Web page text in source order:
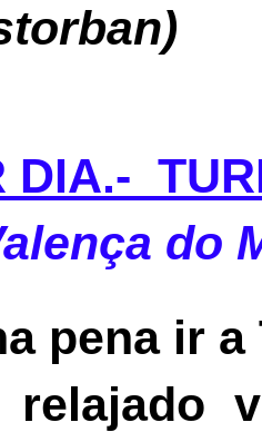
DIA.-
do
pena ir
relajado